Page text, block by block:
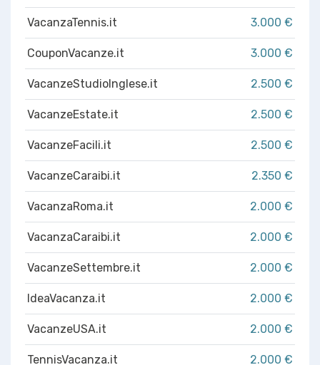
VacanzaTennis.it 3.000 €
CouponVacanze.it 3.000 €
VacanzeStudioInglese.it 2.500 €
VacanzeEstate.it 2.500 €
VacanzeFacili.it 2.500 €
VacanzeCaraibi.it 2.350 €
VacanzaRoma.it 2.000 €
VacanzaCaraibi.it 2.000 €
VacanzeSettembre.it 2.000 €
IdeaVacanza.it 2.000 €
VacanzeUSA.it 2.000 €
TennisVacanza.it 2.000 €